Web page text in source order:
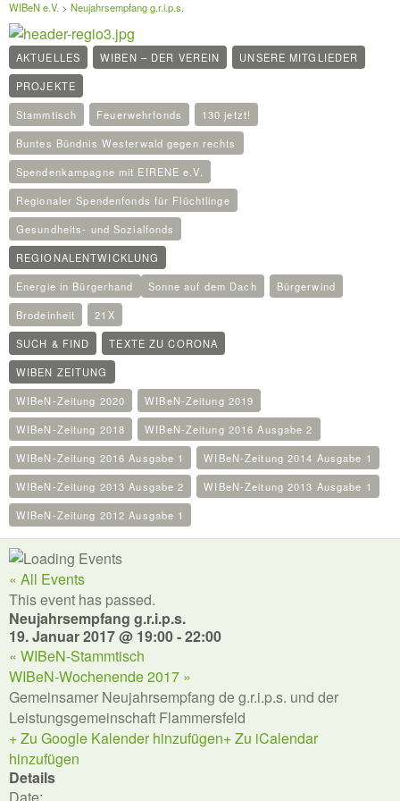
WIBeN e.V. > Neujahrsempfang g.r.i.p.s.
AKTUELLES WIBEN – DER VEREIN
UNSERE MITGLIEDER
PROJEKTE
Stammtisch
Feuerwehrfonds
130 jetzt!
Buntes Bündnis Westerwald gegen rechts
Spendenkampagne mit EIRENE e.V.
Regionaler Spendenfonds für Flüchtlinge
Gesundheits- und Sozialfonds
REGIONALENTWICKLUNG
Energie in Bürgerhand
Sonne auf dem Dach
Bürgerwind
Brodeinheit
21X
SUCH & FIND
TEXTE ZU CORONA
WIBEN ZEITUNG
WIBeN-Zeitung 2020
WIBeN-Zeitung 2019
WIBeN-Zeitung 2018
WIBeN-Zeitung 2016 Ausgabe 2
WIBeN-Zeitung 2016 Ausgabe 1
WIBeN-Zeitung 2014 Ausgabe 1
WIBeN-Zeitung 2013 Ausgabe 2
WIBeN-Zeitung 2013 Ausgabe 1
WIBeN-Zeitung 2012 Ausgabe 1
« All Events
This event has passed.
Neujahrsempfang g.r.i.p.s.
19. Januar 2017 @ 19:00-22:00
« WIBeN-Stammtisch
WIBeN-Wochenende 2017 »
Gemeinsamer Neujahrsempfang de g.r.i.p.s. und der
Leistungsgemeinschaft Flammersfeld
+ Zu Google Kalender hinzufügen+ Zu iCalendar
hinzufügen
Details